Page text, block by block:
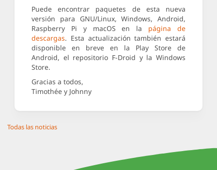
Puede encontrar paquetes de esta nueva
versión para GNU/Linux, Windows, Android,
Raspberry Pi y macOS en la página de
descargas. Esta actualización también estará
disponible en breve en la Play Store de
Android, el repositorio F-Droid y la Windows
Store.
Gracias a todos,
Timothée y Johnny
Todas las noticias